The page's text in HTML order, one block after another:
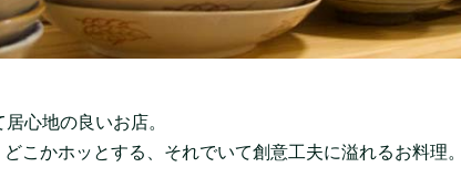
心地の良いお店。
こかホッとする、それでいて創意工夫に溢れるお料理